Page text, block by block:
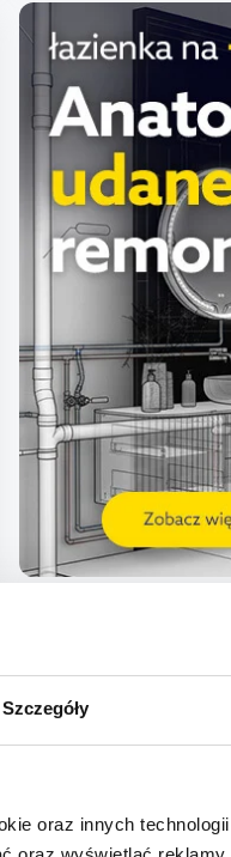
Szczegóły
oraz innych technologii
Dodaj do